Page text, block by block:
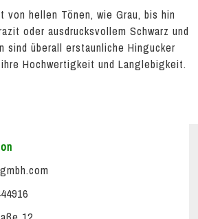
von hellen Tönen, wie Grau, bis hin
oder ausdrucksvollem Schwarz und
sind überall erstaunliche Hingucker
Hochwertigkeit und Langlebigkeit.